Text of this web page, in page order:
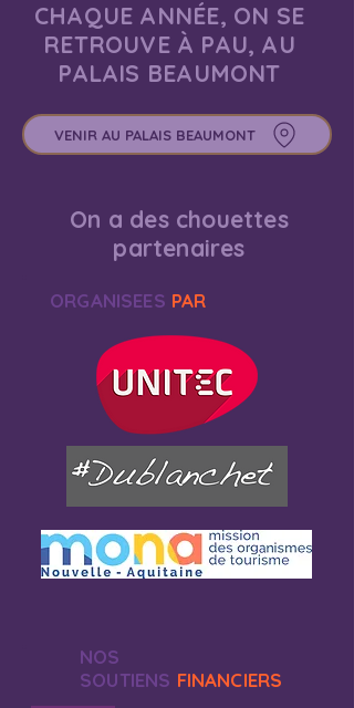
CHAQUE ANNÉE, ON SE
RETROUVE À PAU, AU
PALAIS BEAUMONT
VENIR AU PALAIS BEAUMONT
On a des chouettes
partenaires
ORGANISEES PAR
NOS
SOUTIENS FINANCIERS